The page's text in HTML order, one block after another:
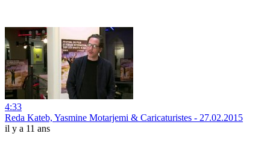
4:33
Reda Kateb, Yasmine Motarjemi & Caricaturistes - 27.02.2015
il y a 11 ans